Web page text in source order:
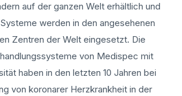
auf der ganzen Welt erhältlich und
werden in den angesehenen
Zentren der Welt eingesetzt. Die
von Medispec mit
haben in den letzten 10 Jahren bei
von koronarer Herzkrankheit in der